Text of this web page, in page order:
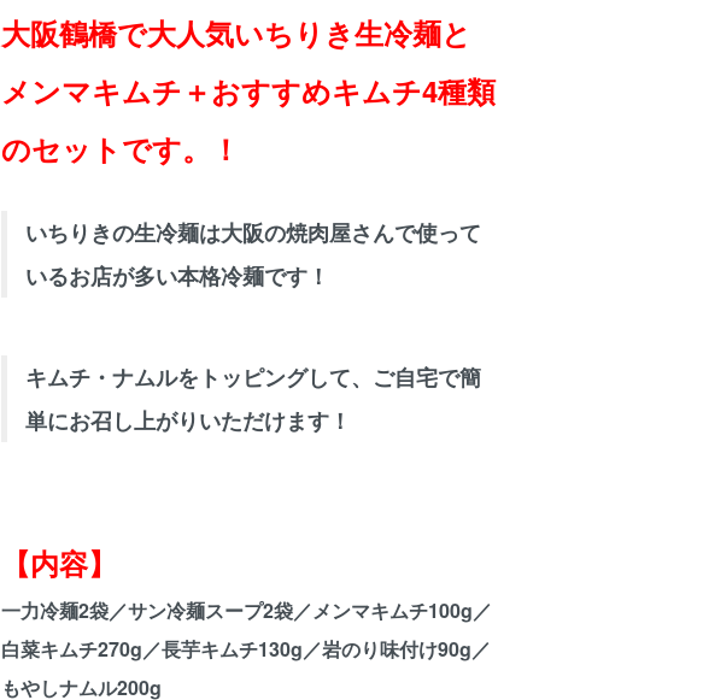
大阪鶴橋で大人気いちりき生冷麺と
メンマキムチ＋おすすめキムチ4種類
のセットです。！
いちりきの生冷麺は大阪の焼肉屋さんで使って
いるお店が多い本格冷麺です！
キムチ・ナムルをトッピングして、ご自宅で簡
単にお召し上がりいただけます！
【内容】
一力冷麺2袋／サン冷麺スープ2袋／メンマキムチ100g／
白菜キムチ270g／長芋キムチ130g／岩のり味付け90g／
もやしナムル200g